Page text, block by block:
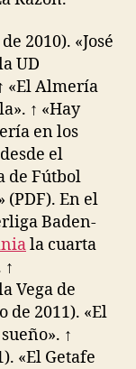
2010). «José
UD
«El Almería
↑ «Hay
en los
el
de Fútbol
(PDF). En el
Baden-
la cuarta
Vega de
de 2011). «El
↑
«El Getafe